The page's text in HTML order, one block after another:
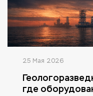
25 Мая 2026
где